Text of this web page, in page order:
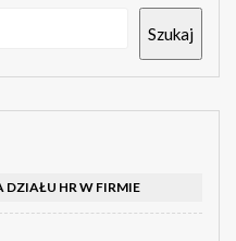
Szukaj
DZIAŁU HR W FIRMIE